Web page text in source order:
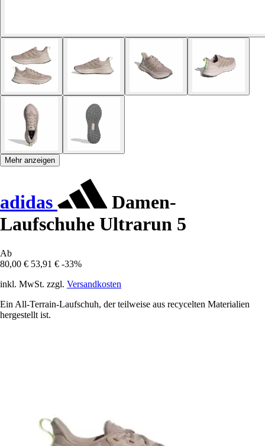
Mehr anzeigen
adidas
Damen-
Laufschuhe Ultrarun 5
Ab
80,00 € 53,91 € -33%
inkl. MwSt. zzgl. Versandkosten
Ein All-Terrain-Laufschuh, der teilweise aus recycelten Materialien
hergestellt ist.